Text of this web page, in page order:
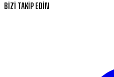
BİZİ TAKİP EDİN